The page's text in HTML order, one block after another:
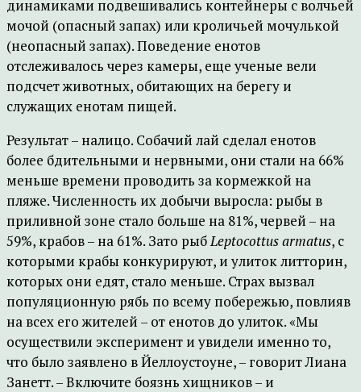
динамиками подвешивались контейнеры с волчьей
мочой (опасный запах) или кроличьей мочулькой
(неопасный запах). Поведение енотов
отслеживалось через камеры, еще ученые вели
подсчет животных, обитающих на берегу и
служащих енотам пищей.
Результат – налицо. Собачий лай сделал енотов
более бдительными и нервными, они стали на 66%
меньше времени проводить за кормежкой на
пляже. Численность их добычи выросла: рыбы в
приливной зоне стало больше на 81%, червей – на
59%, крабов – на 61%. Зато рыбLeptocottus armatus, с
которыми крабы конкурируют, и улиток литторин,
которых они едят, стало меньше. Страх вызвал
популяционную рябь по всему побережью, повлияв
на всех его жителей – от енотов до улиток. «Мы
осуществили эксперимент и увидели именно то,
что было заявлено в Йеллоустоуне, – говорит Лиана
Занетт. – Включите боязнь хищников – и